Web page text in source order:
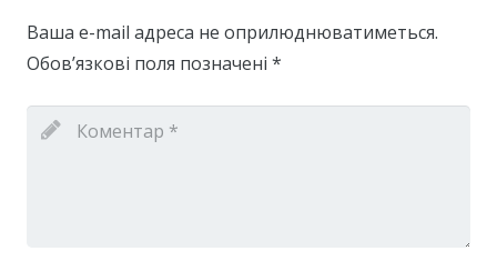
Ваша e-mail адреса не оприлюднюватиметься.
Обов’язкові поля позначені *